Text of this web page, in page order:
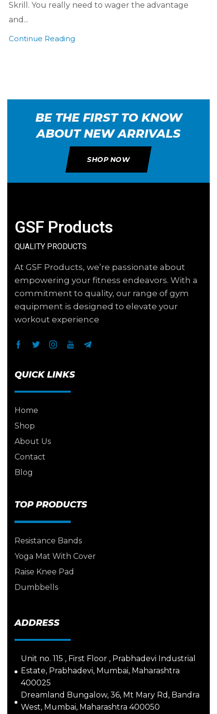
Skrill. You really need to wager the advantage
and...
Continue Reading
BE THE FIRST TO KNOW
ABOUT NEW ARRIVALS
SHOP NOW
GSF Products
QUALITY PRODUCTS
At GSF Products, we’re passionate about
empowering your fitness endeavors. With a
commitment to quality, our range of gym
equipment is designed to elevate your
workout experience
QUICK LINKS
Home
Shop
About Us
Contact
Blog
TOP PRODUCTS
Resistance Bands
Yoga Mat With Cover
Raise Knee Pad
Dumbbells
ADDRESS
Unit no. 115 , First Floor , Prabhadevi Industrial
Estate, Prabhadevi, Mumbai, Maharashtra
400025
Dreamland Bungalow, 36, Mt Mary Rd, Bandra
West, Mumbai, Maharashtra 400050